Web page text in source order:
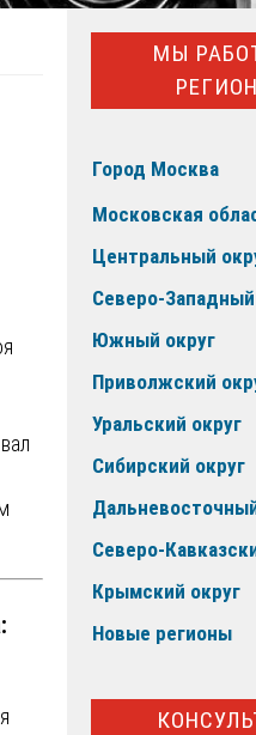
МЫ
Город Москва
Московская
Центральный
Северо-Западный
Южный округ
Приволжский
Уральский округ
Сибирский округ
Северо-
Крымский округ
Новые регионы